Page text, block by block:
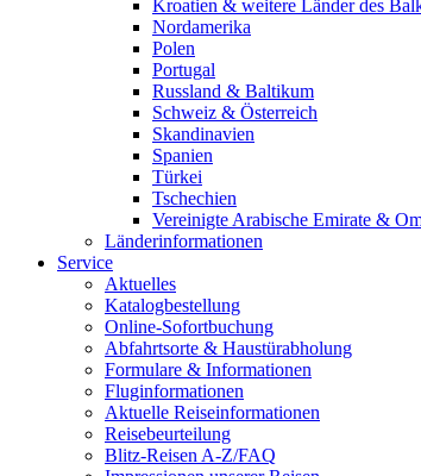
Kroatien & weitere Länder des
Nordamerika
Polen
Portugal
Russland & Baltikum
Schweiz & Österreich
Skandinavien
Spanien
Türkei
Tschechien
Vereinigte Arabische Emirate &
Länderinformationen
Service
Aktuelles
Katalogbestellung
Online-Sofortbuchung
Abfahrtsorte & Haustürabholung
Formulare & Informationen
Fluginformationen
Aktuelle Reiseinformationen
Reisebeurteilung
Blitz-Reisen A-Z/FAQ